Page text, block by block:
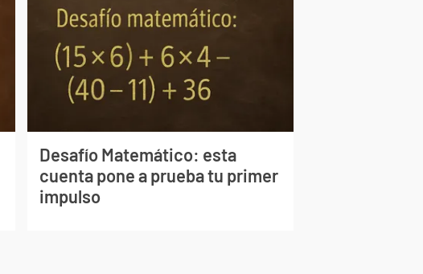
Desafío Matemático: esta
cuenta pone a prueba tu primer
impulso